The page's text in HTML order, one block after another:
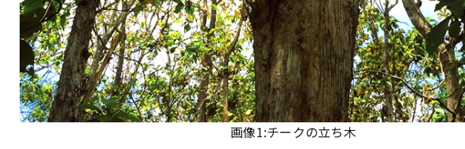
画像1:チークの立ち木